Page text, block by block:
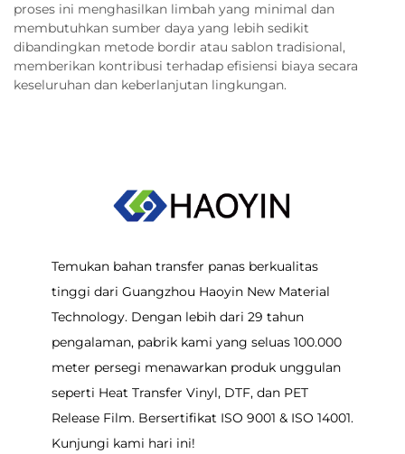
proses ini menghasilkan limbah yang minimal dan
membutuhkan sumber daya yang lebih sedikit
dibandingkan metode bordir atau sablon tradisional,
memberikan kontribusi terhadap efisiensi biaya secara
keseluruhan dan keberlanjutan lingkungan.
Temukan bahan transfer panas berkualitas
tinggi dari Guangzhou Haoyin New Material
Technology. Dengan lebih dari 29 tahun
pengalaman, pabrik kami yang seluas 100.000
meter persegi menawarkan produk unggulan
seperti Heat Transfer Vinyl, DTF, dan PET
Release Film. Bersertifikat ISO 9001 & ISO 14001.
Kunjungi kami hari ini!